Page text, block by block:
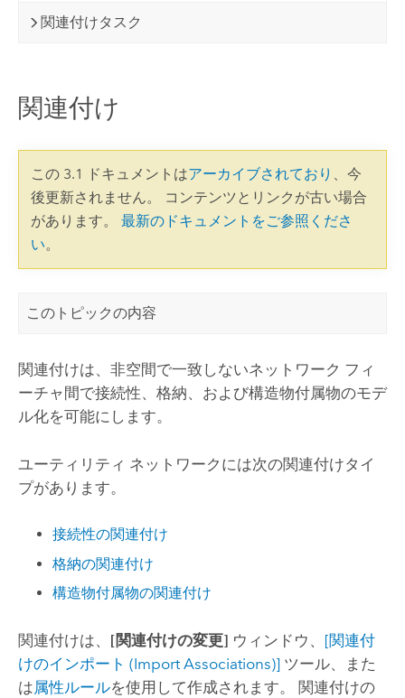
関連付けタスク
関連付け
この 3.1 ドキュメントはアーカイブされており 、今
後更新されません。 コンテンツとリンクが古い場合
があります。 最新のドキュメントをご参照くださ
い。
このトピックの内容
関連付けは、非空間で一致しないネットワーク フィ
ーチャ間で接続性、格納、および構造物付属物のモデ
ル化を可能にします。
ユーティリティ ネットワークには次の関連付けタイ
プがあります。
接続性の関連付け
格納の関連付け
構造物付属物の関連付け
関連付けは、 [関連付けの変更] ウィンドウ、 [関連付
けのインポート (Import Associations)]ツール、また
は属性ルールを使用して作成されます。 関連付けの